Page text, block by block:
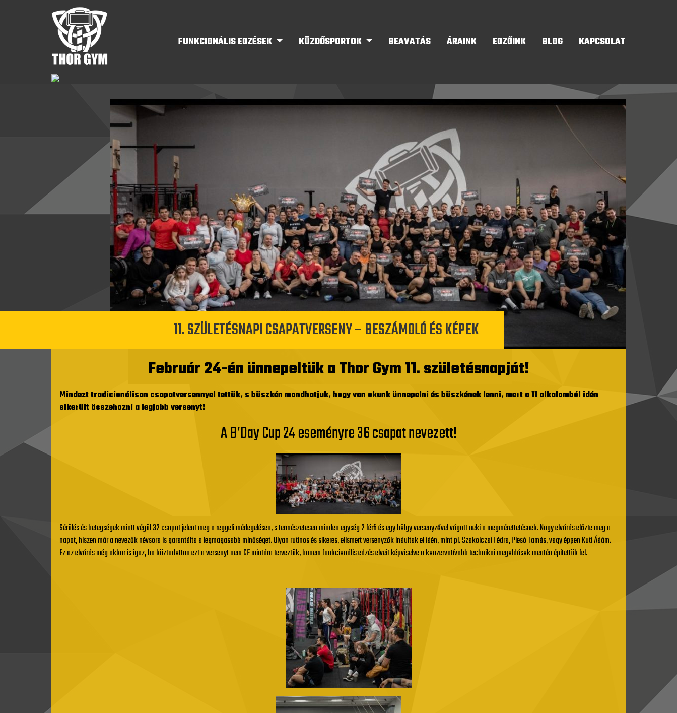
FUNKCIONÁLIS EDZÉSEK KÜZDŐSPORTOK BEAVATÁS ÁRAINK EDZŐINK BLOG KAPCSOLAT
11. SZÜLETÉSNAPI CSAPATVERSENY – BESZÁMOLÓ ÉS KÉPEK
Február 24-én ünnepeltük a Thor Gym 11. születésnapját!
Mindezt tradicionálisan csapatversennyel tettük, s büszkén mondhatjuk, hogy van okunk ünnepelni és büszkének lenni, mert a 11 alkalomból idén
sikerült összehozni a legjobb versenyt!
A B’Day Cup 24 eseményre 36 csapat nevezett!
Sérülés és betegségek miatt végül 32 csapat jelent meg a reggeli mérlegelésen, s természetesen minden egység 2 férfi és egy hölgy versenyzővel vágott neki a megmérettetésnek. Nagy elvárás előzte meg a
napot, hiszen már a nevezők névsora is garantálta a legmagasabb minőséget. Olyan rutinos és sikeres, elismert versenyzők indultak el idén, mint pl. Szakolczai Fédra, Plesó Tamás, vagy éppen Kuti Ádám.
Ez az elvárás még akkor is igaz, ha köztudottan ezt a versenyt nem CF mintára terveztük, hanem funkcionális edzés elveit képviselve a konzervatívabb technikai megoldások mentén építettük fel.